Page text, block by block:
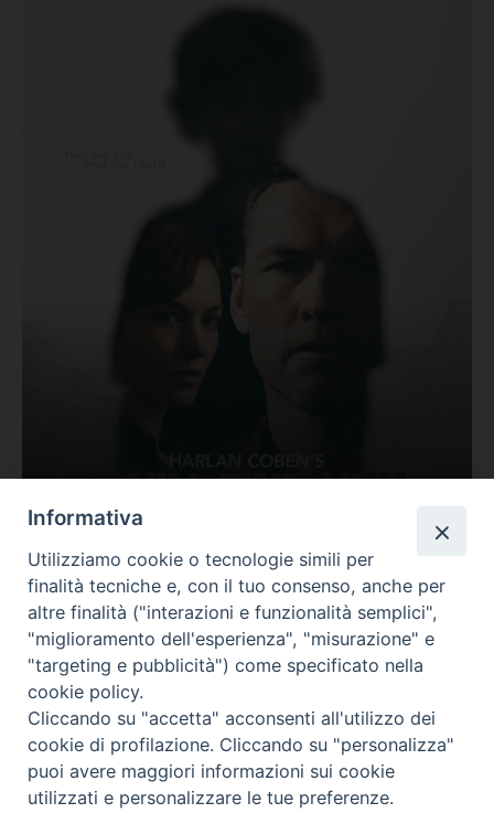
Valutazione
Complesso, Problematico
Tematica: Amore-Sentimenti, Carcere...
Informativa
Utilizziamo cookie o tecnologie simili per
finalità tecniche e, con il tuo consenso, anche per
altre finalità ("interazioni e funzionalità semplici",
"miglioramento dell'esperienza", "misurazione" e
"targeting e pubblicità") come specificato nella
cookie policy.
Cliccando su "accetta" acconsenti all'utilizzo dei
cookie di profilazione. Cliccando su "personalizza"
puoi avere maggiori informazioni sui cookie
utilizzati e personalizzare le tue preferenze.